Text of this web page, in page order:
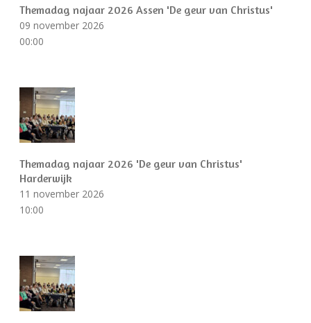
Themadag najaar 2026 Assen 'De geur van Christus'
09 november 2026
00:00
Themadag najaar 2026 'De geur van Christus'
Harderwijk
11 november 2026
10:00